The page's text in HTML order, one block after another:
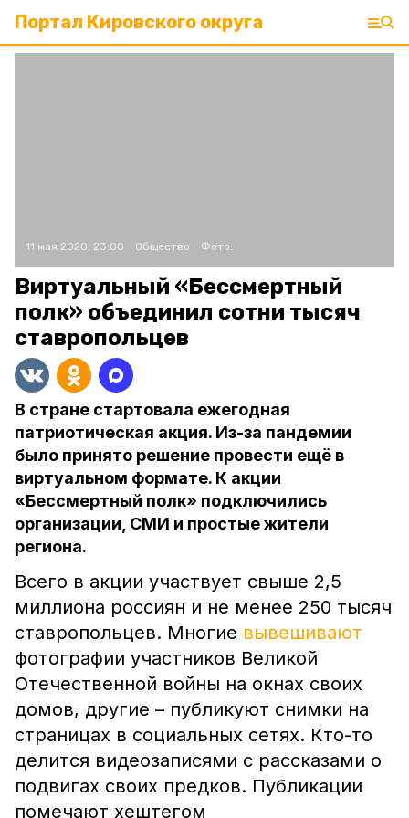
Портал Кировского округа
11 мая 2020, 23:00 Общество Фото:
Виртуальный «Бессмертный
полк» объединил сотни тысяч
ставропольцев
В стране стартовала ежегодная
патриотическая акция. Из-за пандемии
было принято решение провести ещё в
виртуальном формате. К акции
«Бессмертный полк» подключились
организации, СМИ и простые жители
региона.
Всего в акции участвует свыше 2,5
миллиона россиян и не менее 250 тысяч
ставропольцев. Многие вывешивают
фотографии участников Великой
Отечественной войны на окнах своих
домов, другие – публикуют снимки на
страницах в социальных сетях. Кто-то
делится видеозаписями с рассказами о
подвигах своих предков. Публикации
помечают хештегом